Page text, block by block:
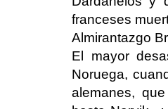
franceses
Almirantazgo
El mayor
Noruega,
alemanes,